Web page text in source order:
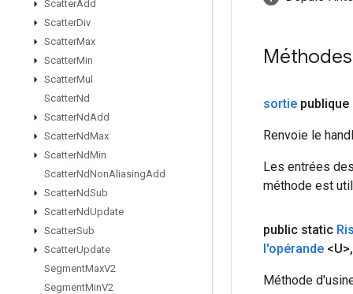
ScatterAdd
ScatterDiv
ScatterMax
ScatterMin
ScatterMul
ScatterNd
ScatterNdAdd
ScatterNdMax
ScatterNdMin
ScatterNdNonAliasingAdd
ScatterNdSub
ScatterNdUpdate
ScatterSub
ScatterUpdate
SegmentMaxV2
SegmentMinV2
sortie publique
Renvoie le
Les entrées
méthode est
public static
l'opérande <U>,
Méthode